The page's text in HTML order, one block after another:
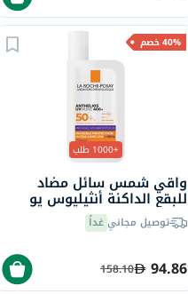
40% خصم
+1000 طلب
واقي شمس سائل مضاد
للبقع الداكنة أنثيليوس يو
في مون 400 لاروش بوزيه،
عامل حماية 50+ - 50 مل
توصيل مجانيغداً
94.86
158.10